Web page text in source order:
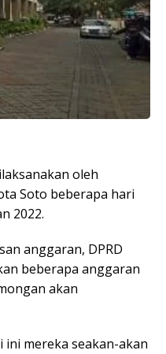
oleh
Soto beberapa hari
2022.
anggaran, DPRD
beberapa anggaran
akan
mereka seakan-akan